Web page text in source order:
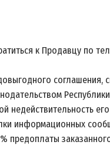
к Продавцу по
соглашения,
недействительность
информационных
предоплаты